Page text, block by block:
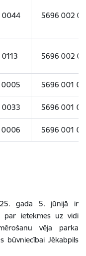
0044 5696 002
5696 002
0005 5696 001
0033 5696 001
0006 5696 001
gada 5. jūnijā ir
par ietekmes uz vidi
vēja parka
būvniecībai Jēkabpils